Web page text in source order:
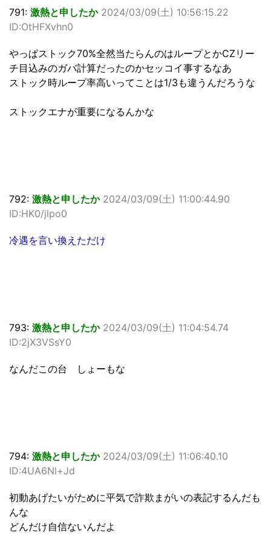
791: 激熱と申したか 2024/03/09(土) 10:56:15.22
ID:OtHFXvhn0
やっぱストック70%全然当たらんのはループとかCZリー
チ目込みのガバ計算だったのかセッコイ事するなあ
ストック時ループ率高いってことは1/3も違うんだろうな
ストックエナが重要になるんかな
792: 激熱と申したか 2024/03/09(土) 11:00:44.90
ID:HK0/jlpo0
冷遇を言い換えただけ
793: 激熱と申したか 2024/03/09(土) 11:04:54.74
ID:2jX3VSsY0
なんだこの台 しょーもな
794: 激熱と申したか 2024/03/09(土) 11:06:40.10
ID:4UA6Nl+Jd
初動あげたいがために平気で詐欺まがいの表記するんだも
んな
どんだけ自信ないんだよ